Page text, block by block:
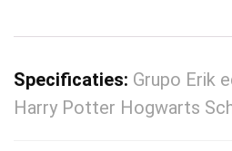
Specificaties: Grupo Erik
Harry Potter Hogwarts